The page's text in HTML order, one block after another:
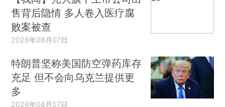
售背后隐情 多人卷入医疗腐
败案被查
2026年08月07日
特朗普坚称美国防空弹药库存
充足 但不会向乌克兰提供更
多
2026年08月07日